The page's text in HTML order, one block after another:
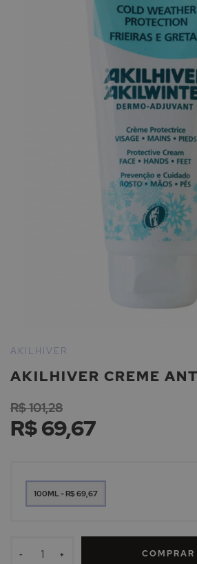
para
início
Galeria
de
imagens
AKILHIVER CREME
AKILHIVER
R$ 69,67
R$ 101,28
100ML - R$ 69,67
- + COMPRAR